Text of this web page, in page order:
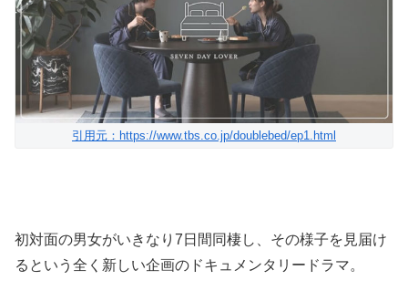
引用元：https://www.tbs.co.jp/doublebed/ep1.html
初対面の男女がいきなり7日間同棲し、その様子を見届け
るという全く新しい企画のドキュメンタリードラマ。